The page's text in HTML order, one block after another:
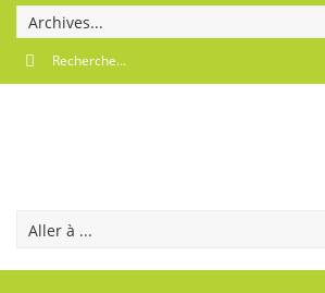
Archives...
Aller à ...